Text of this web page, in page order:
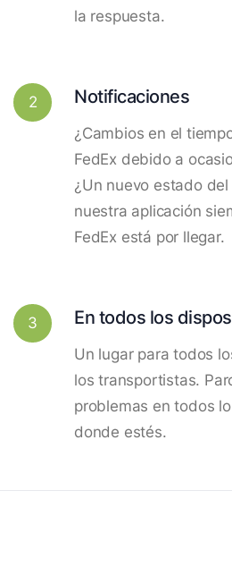
la respuesta.
2 Notificaciones
¿Cambios en el
FedEx debido a
¿Un nuevo estado
nuestra aplicación
FedEx está por llegar.
3 En todos los
Un lugar para todos
los transportistas.
problemas en todos
donde estés.